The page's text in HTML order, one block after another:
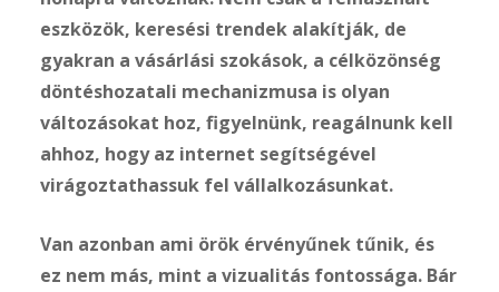
eszközök, keresési trendek alakítják, de
gyakran a vásárlási szokások, a célközönség
döntéshozatali mechanizmusa is olyan
változásokat hoz, figyelnünk, reagálnunk kell
ahhoz, hogy az internet segítségével
virágoztathassuk fel vállalkozásunkat.
Van azonban ami örök érvényűnek tűnik, és
ez nem más, mint a vizualitás fontossága. Bár